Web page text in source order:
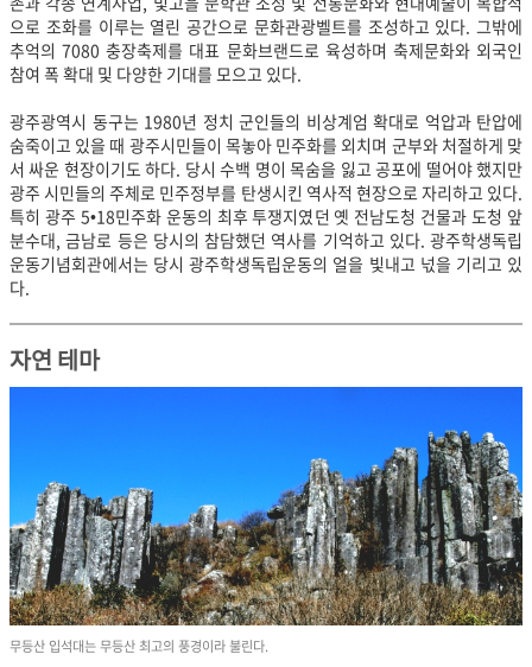
으로 조화를 이루는 열린 공간으로 문화관광벨트를 조성하고 있다. 그밖에
추억의 7080 충장축제를 대표 문화브랜드로 육성하며 축제문화와 외국인
참여 폭 확대 및 다양한 기대를 모으고 있다.
광주광역시 동구는 1980년 정치 군인들의 비상계엄 확대로 억압과 탄압에
숨죽이고 있을 때 광주시민들이 목놓아 민주화를 외치며 군부와 처절하게 맞
서 싸운 현장이기도 하다. 당시 수백 명이 목숨을 잃고 공포에 떨어야 했지만
광주 시민들의 주체로 민주정부를 탄생시킨 역사적 현장으로 자리하고 있다.
특히 광주 5•18민주화 운동의 최후 투쟁지였던 옛 전남도청 건물과 도청 앞
분수대, 금남로 등은 당시의 참담했던 역사를 기억하고 있다. 광주학생독립
운동기념회관에서는 당시 광주학생독립운동의 얼을 빛내고 넋을 기리고 있
다.
자연 테마
무등산 입석대는 무등산 최고의 풍경이라 불린다.